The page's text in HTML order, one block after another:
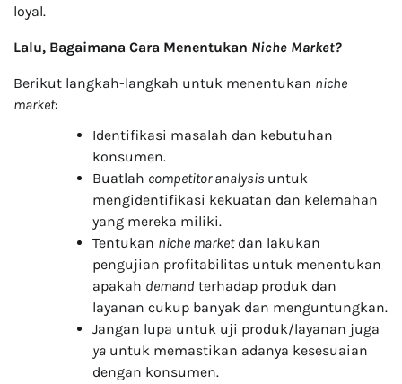
loyal.
Lalu, Bagaimana Cara Menentukan Niche Market?
Berikut langkah-langkah untuk menentukan niche
market:
Identifikasi masalah dan kebutuhan
konsumen.
Buatlah competitor analysis untuk
mengidentifikasi kekuatan dan kelemahan
yang mereka miliki.
Tentukan niche marketdan lakukan
pengujian profitabilitas untuk menentukan
apakah demand terhadap produk dan
layanan cukup banyak dan menguntungkan.
Jangan lupa untuk uji produk/layanan juga
ya untuk memastikan adanya kesesuaian
dengan konsumen.